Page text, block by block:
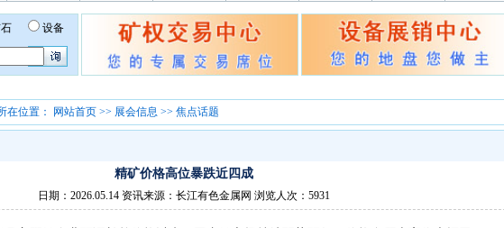
设备
位置：
网站首页 >> 展会信息 >> 焦点话题
精矿价格高位暴跌近四成
日期：2026.05.14 资讯来源：长江有色金属网 浏览人次：5931